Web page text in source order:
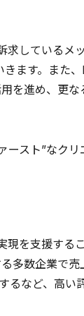
しているメ
ます。また
を進め、更
スト”なク
を支援する
多数企業で
など、高い